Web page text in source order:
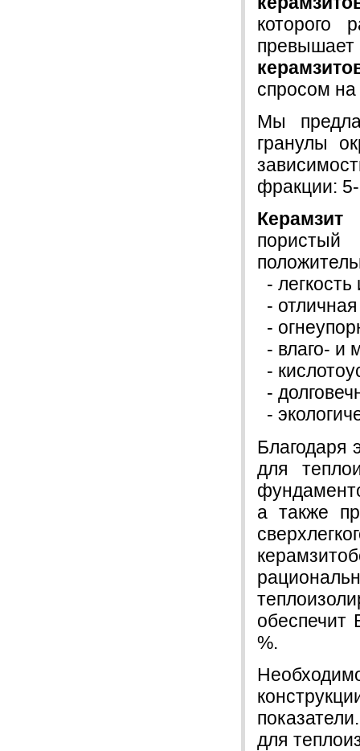
которого
спросом
Мы
гранулы
фракции:
Керамзит
-
-
-
- влаго- и
-
-
-
Благодаря
для
а также
обеспечит
%.
для